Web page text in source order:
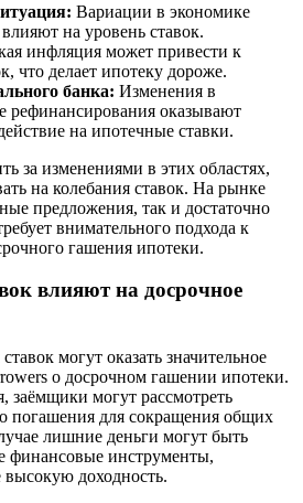
Вариации в экономике
на уровень ставок.
инфляция может привести к
что делает ипотеку дороже.
банка: Изменения в
рефинансирования оказывают
на ипотечные ставки.
за изменениями в этих областях,
на колебания ставок. На рынке
предложения, так и достаточно
внимательного подхода к
гашения ипотеки.
влияют на досрочное
могут оказать значительное
о досрочном гашении ипотеки.
заёмщики могут рассмотреть
погашения для сокращения общих
лишние деньги могут быть
финансовые инструменты,
доходность.